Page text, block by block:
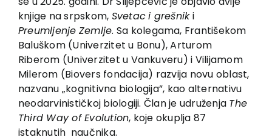
knjige na srpskom, Svetaci grešniki
Preumljenje Zemlje. Sa kolegama, Františekom
Baluškom (Univerzitet u Bonu), Arturom
Riberom (Univerzitet u Vankuveru) i Vilijamom
Milerom (Biovers fondacija) razvija novu oblast,
nazvanu „kognitivna biologija”, kao alternativu
neodarvinističkoj biologiji. Član je udruženja The
Third Way of Evolution, koje okuplja 87
istaknutih naučnika.